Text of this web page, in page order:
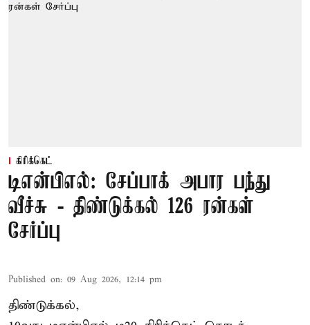
கிரிக்கெட்
டிஎன்பிஎல்: சேப்பாக் அபார பந்து
வீச்சு - திண்டுக்கல் 126 ரன்கள்
சேர்ப்பு
Published on: 09 Aug 2026, 12:14 pm
திண்டுக்கல்,